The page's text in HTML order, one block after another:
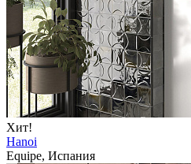
Хит!
Hanoi
Equipe, Испания